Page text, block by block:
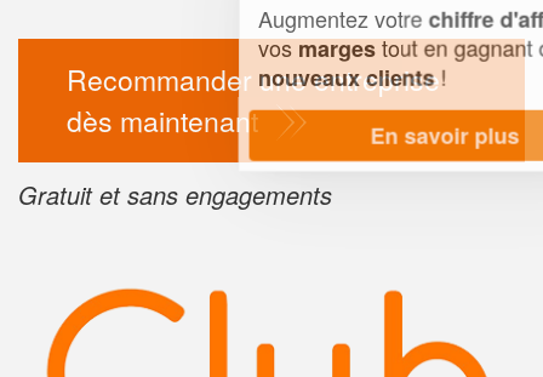
Recommander une entreprise
dès maintenant
Gratuit et sans engagements
Augmentez votrechiffre d'affaireset
vosmargestout en gagnant de
nouveaux clients!
En savoir plus